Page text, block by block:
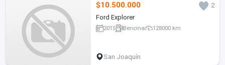
$10.500.000
2
Ford Explorer
2015 Bencina 128000 km
San Joaquín